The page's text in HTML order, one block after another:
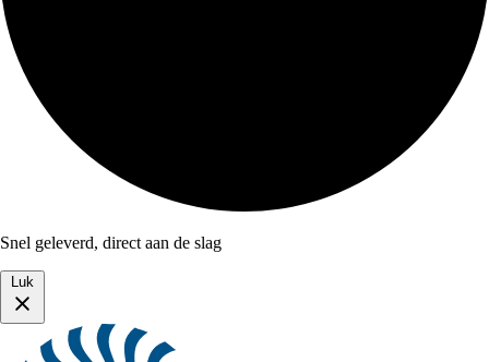
Snel geleverd, direct aan de slag
Luk